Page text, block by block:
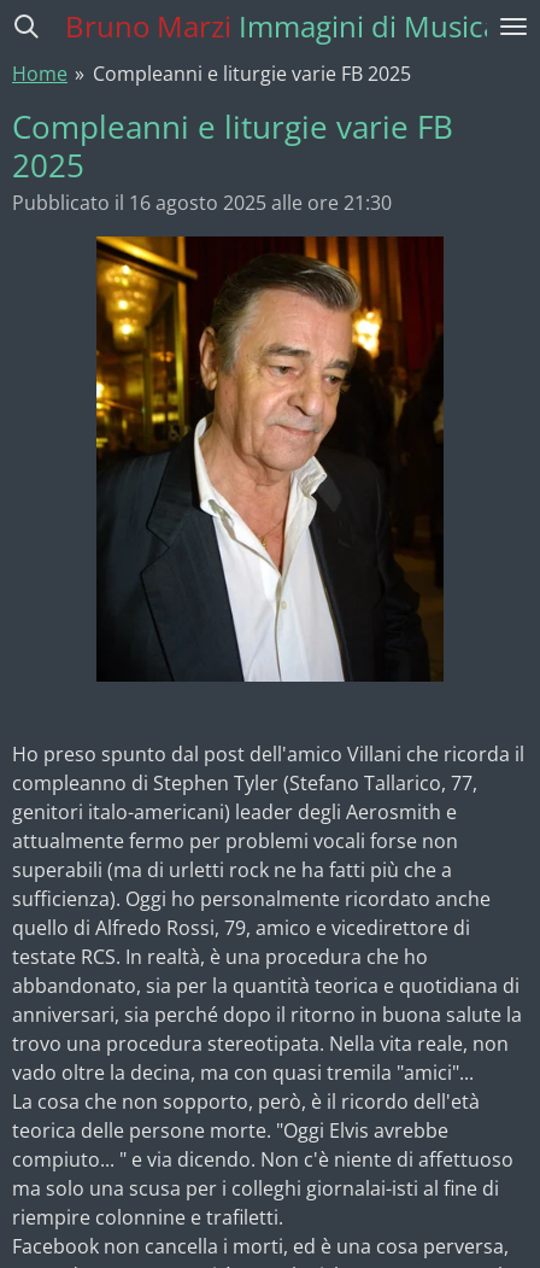
Vai
contenuto
principale
Bruno Marzi Immagini di Musica
Home » Compleanni e liturgie varie FB 2025
Compleanni e liturgie varie FB
2025
Pubblicato il 16 agosto 2025 alle ore 21:30
Ho preso spunto dal post dell'amico Villani che ricorda il
compleanno di Stephen Tyler (Stefano Tallarico, 77,
genitori italo-americani) leader degli Aerosmith e
attualmente fermo per problemi vocali forse non
superabili (ma di urletti rock ne ha fatti più che a
sufficienza). Oggi ho personalmente ricordato anche
quello di Alfredo Rossi, 79, amico e vicedirettore di
testate RCS. In realtà, è una procedura che ho
abbandonato, sia per la quantità teorica e quotidiana di
anniversari, sia perché dopo il ritorno in buona salute la
trovo una procedura stereotipata. Nella vita reale, non
vado oltre la decina, ma con quasi tremila "amici"...
La cosa che non sopporto, però, è il ricordo dell'età
teorica delle persone morte. "Oggi Elvis avrebbe
compiuto... " e via dicendo. Non c'è niente di affettuoso
ma solo una scusa per i colleghi giornalai-isti al fine di
riempire colonnine e trafiletti.
Facebook non cancella i morti, ed è una cosa perversa,